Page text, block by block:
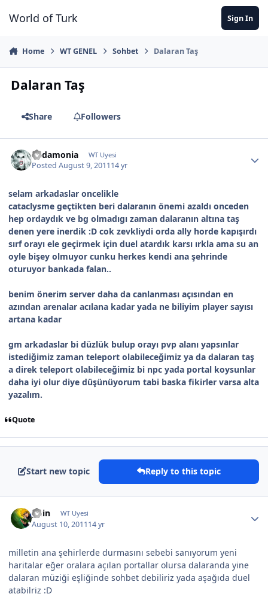
World of Turk Sign In
Home WT GENEL Sohbet Dalaran Taş
Dalaran Taş
Share Followers
Eudamonia WT Uyesi
PostedAugust 9, 201114 yr
selam arkadaslar oncelikle
cataclysme geçtikten beri dalaranın önemi azaldı onceden
hep ordaydık ve bg olmadıgı zaman dalaranın altına taş
denen yere inerdik :D cok zevkliydi orda ally horde kapışırdı
sırf orayı ele geçirmek için duel atardık karsı ırkla ama su an
oyle bişey olmuyor cunku herkes kendi ana şehrinde
oturuyor bankada falan..
benim önerim server daha da canlanması açısından en
azından arenalar acılana kadar yada ne biliyim player sayısı
artana kadar
gm arkadaslar bi düzlük bulup orayı pvp alanı yapsınlar
istediğimiz zaman teleport olabileceğimiz ya da dalaran taş
a direk teleport olabileceğimiz bi npc yada portal koysunlar
daha iyi olur diye düşünüyorum tabi baska fikirler varsa alta
yazalım.
Quote
Start new topic Reply to this topic
guin WT Uyesi
August 10, 201114 yr
milletin ana şehirlerde durmasını sebebi sanıyorum yeni
haritalar eğer oralara açılan portallar olursa dalaranda yine
dalaran müziği eşliğinde sohbet debiliriz yada aşağıda duel
atabilriz :D